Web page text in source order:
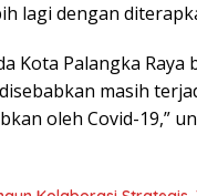
lagi dengan
Kota Palangka
masih
oleh Covid-19,”